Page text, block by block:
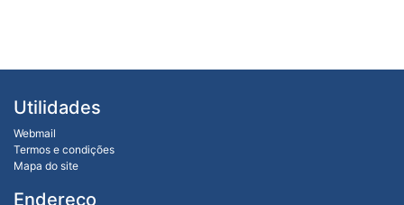
Utilidades
Webmail
Termos e condições
Mapa do site
Endereço